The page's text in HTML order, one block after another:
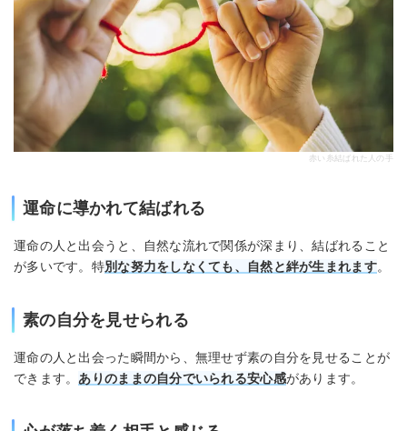
赤い糸結ばれた人の手
運命に導かれて結ばれる
運命の人と出会うと、自然な流れで関係が深まり、結ばれること
が多いです。特別な努力をしなくても、自然と絆が生まれます。
素の自分を見せられる
運命の人と出会った瞬間から、無理せず素の自分を見せることが
できます。 ありのままの自分でいられる安心感があります。